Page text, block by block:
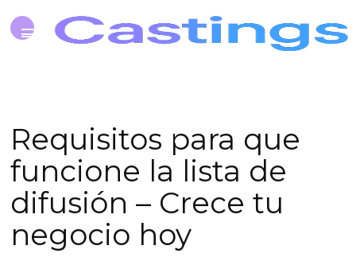
Requisitos para que
funcione la lista de
difusión – Crece tu
negocio hoy